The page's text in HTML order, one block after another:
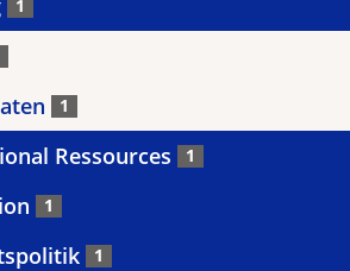
1
1
Ressources 1
1
1